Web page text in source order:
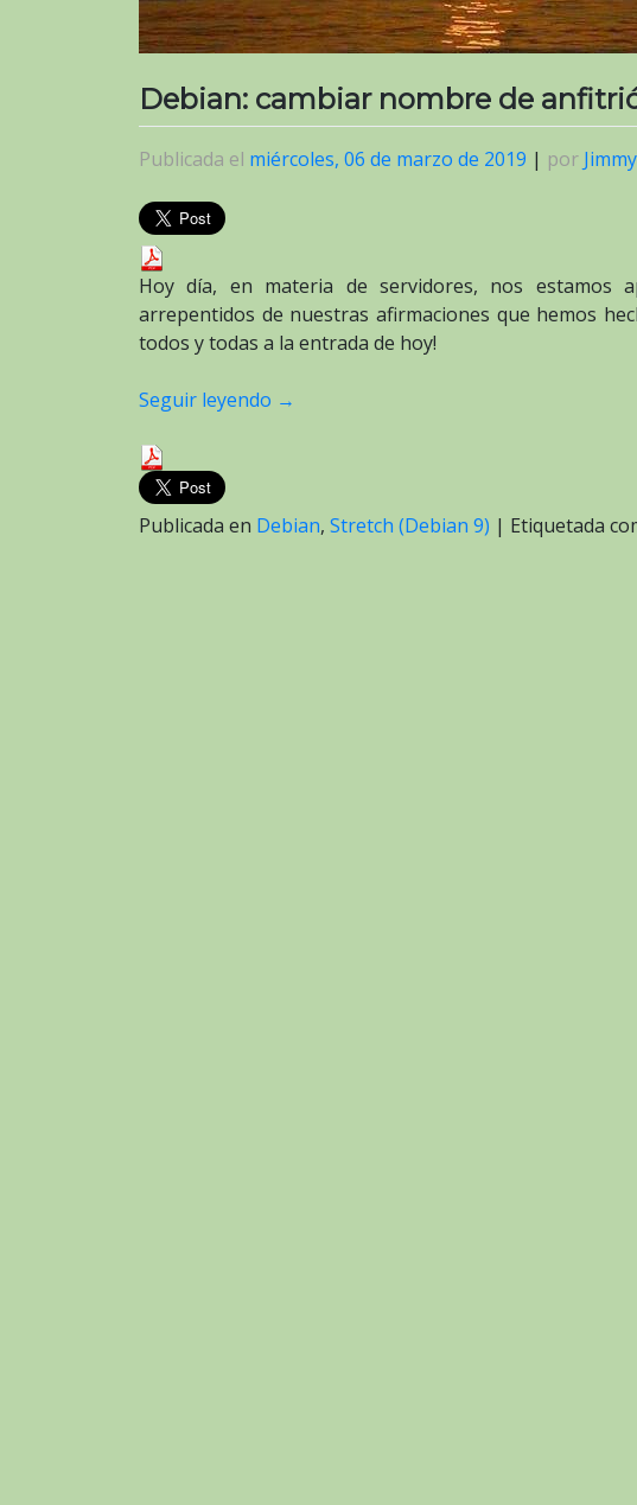
Debian: cambiar nombre de
Publicada el miércoles, 06 de marzo de 2019 | por
Hoy día, en materia de servidores, nos estamos
arrepentidos de nuestras afirmaciones que hemos
todos y todas a la entrada de hoy!
Seguir leyendo →
Publicada en Debian, Stretch (Debian 9) | Etiquetada